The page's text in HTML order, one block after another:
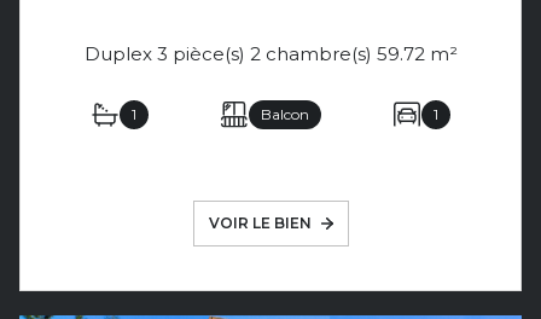
Duplex 3 pièce(s) 2 chambre(s) 59.72 m²
1 Balcon 1
VOIR LE BIEN